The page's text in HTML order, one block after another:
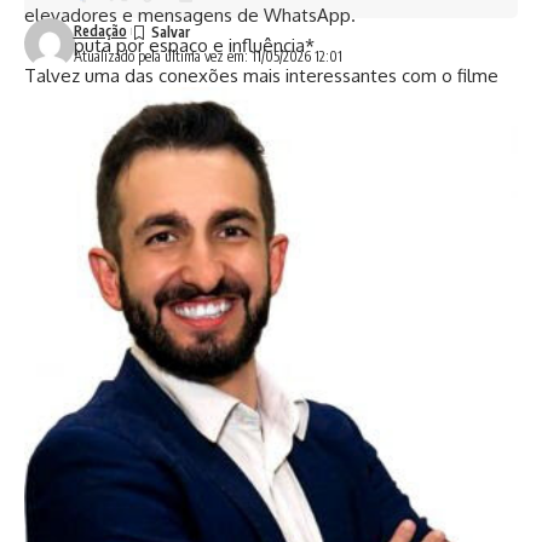
elevadores e mensagens de WhatsApp.
*A disputa por espaço e influência*
Talvez uma das conexões mais interessantes com o filme
esteja justamente na necessidade permanente de
permanecer relevante. Em “O Diabo Veste Prada”, ninguém
queria apenas trabalhar na Runway. Todos queriam espaço,
reconhecimento, influência e permanência naquele
ambiente de poder.
Nos condomínios, guardadas as devidas proporções, a
lógica muitas vezes começa a se aproximar disso quando a
gestão deixa de ser apenas administrativa e passa a
envolver capital político interno. O síndico profissional
passou a ocupar uma posição de maior visibilidade,
responsabilidade e influência. E isso naturalmente tornou as
eleições mais competitivas.
O problema é que, junto com a profissionalização, também
surgiram comportamentos muito semelhantes aos das
disputas políticas tradicionais. Grupos se formam, narrativas
Atualizado pela última vez em: 11/05/2026 12:01
Redação